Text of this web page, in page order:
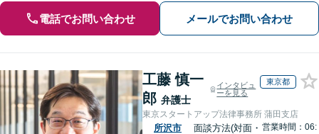
電話でお問い合わせ メールでお問い合わせ
工藤 慎一
郎 弁護士
インタビュ
ーを見る
東京都
東京スタートアップ法律事務所 蒲田支店
所沢市
面談方法(対面・ 営業時間：06: